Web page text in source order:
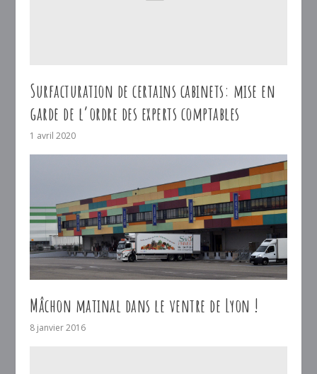
Surfacturation de certains cabinets: mise en
garde de l’ordre des experts comptables
1 avril 2020
Mâchon matinal dans le ventre de Lyon !
8 janvier 2016